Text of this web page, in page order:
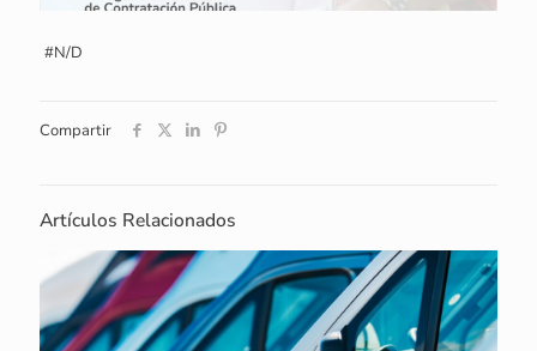
#N/D
Compartir
Artículos Relacionados